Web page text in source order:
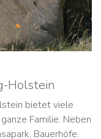
Holstein
bietet viele
Familie. Neben
Bauerhöfe,